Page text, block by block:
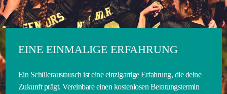
EINE EINMALIGE ERFAHRUNG
Ein Schüleraustausch ist eine einzigartige Erfahrung, die deine
Zukunft prägt. Vereinbare einen kostenlosen Beratungstermin